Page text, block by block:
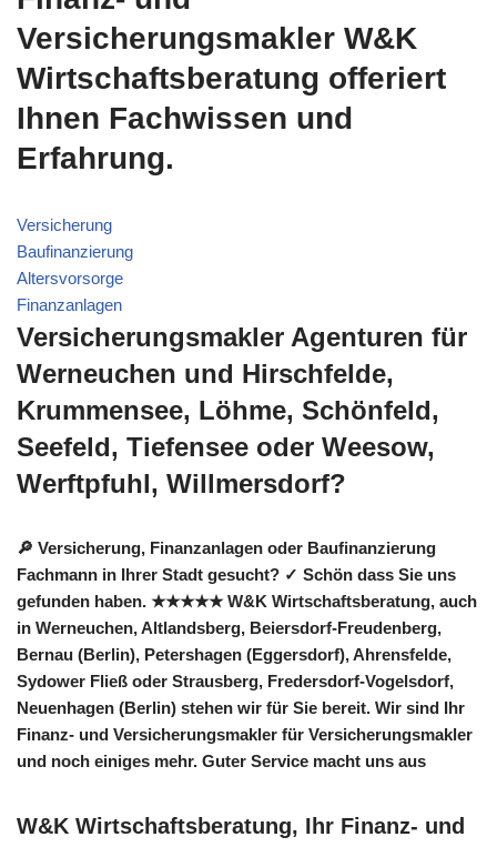
Versicherungsmakler W&K
Wirtschaftsberatung offeriert
Ihnen Fachwissen und
Erfahrung.
Versicherung
Baufinanzierung
Altersvorsorge
Finanzanlagen
Versicherungsmakler Agenturen für
Werneuchen und Hirschfelde,
Krummensee, Löhme, Schönfeld,
Seefeld, Tiefensee oder Weesow,
Werftpfuhl, Willmersdorf?
🔎 Versicherung, Finanzanlagen oder Baufinanzierung
Fachmann in Ihrer Stadt gesucht? ✓ Schön dass Sie uns
gefunden haben. ★★★★★ W&K Wirtschaftsberatung, auch
in Werneuchen, Altlandsberg, Beiersdorf-Freudenberg,
Bernau (Berlin), Petershagen (Eggersdorf), Ahrensfelde,
Sydower Fließ oder Strausberg, Fredersdorf-Vogelsdorf,
Neuenhagen (Berlin) stehen wir für Sie bereit. Wir sind Ihr
Finanz- und Versicherungsmakler für Versicherungsmakler
und noch einiges mehr. Guter Service macht uns aus
W&K Wirtschaftsberatung, Ihr Finanz- und